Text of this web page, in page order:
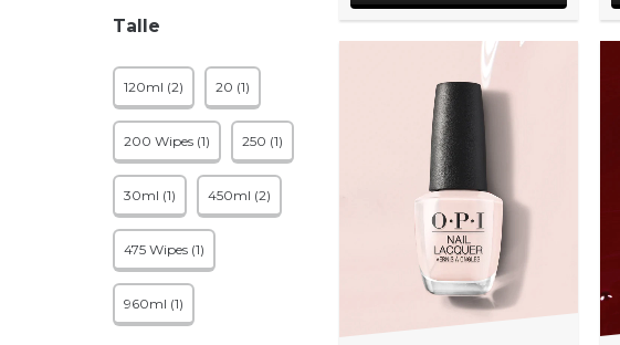
Talle
120ml (2) 20 (1)
200 Wipes (1) 250 (1)
30ml (1) 450ml (2)
475 Wipes (1)
960ml (1)